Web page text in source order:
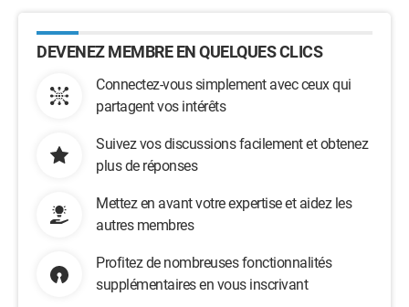
DEVENEZ MEMBRE EN QUELQUES CLICS
Connectez-vous simplement avec ceux qui
partagent vos intérêts
Suivez vos discussions facilement et obtenez
plus de réponses
Mettez en avant votre expertise et aidez les
autres membres
Profitez de nombreuses fonctionnalités
supplémentaires en vous inscrivant